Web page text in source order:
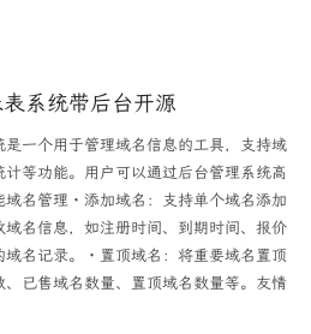
表系统带后台开源
一个用于管理域名信息的工具，支持域
等功能。用户可以通过后台管理系统高
名管理・添加域名：支持单个域名添加
名信息，如注册时间、到期时间、报价
名记录。・置顶域名：将重要域名置顶
已售域名数量、置顶域名数量等。友情